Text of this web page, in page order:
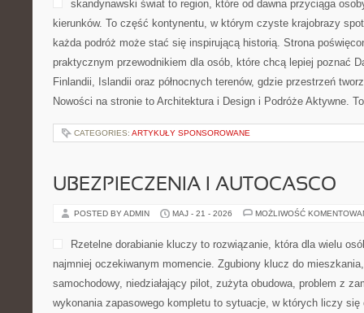
skandynawski świat to region, które od dawna przyciąga
kierunków. To część kontynentu, w którym czyste krajobrazy
każda podróż może stać się inspirującą historią. Strona
praktycznym przewodnikiem dla osób, które chcą lepiej poznać
Finlandii, Islandii oraz północnych terenów, gdzie przestrzeń
Nowości na stronie to Architektura i Design i Podróże Aktywne.
CATEGORIES: ARTYKUŁY SPONSOROWANE
UBEZPIECZENIA I AUTOCASCO
POSTED BY ADMIN MAJ - 21 - 2026 MOŻLIWOŚĆ
Rzetelne dorabianie kluczy to rozwiązanie, która dla wielu
najmniej oczekiwanym momencie. Zgubiony klucz do
samochodowy, niedziałający pilot, zużyta obudowa, problem z
wykonania zapasowego kompletu to sytuacje, w których liczy się